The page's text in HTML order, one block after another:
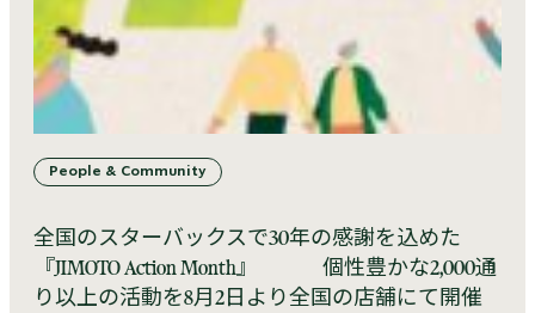
People & Community
全国のスターバックスで30年の感謝を込めた
『JIMOTO Action Month』 個性豊かな2,000通
り以上の活動を8月2日より全国の店舗にて開催